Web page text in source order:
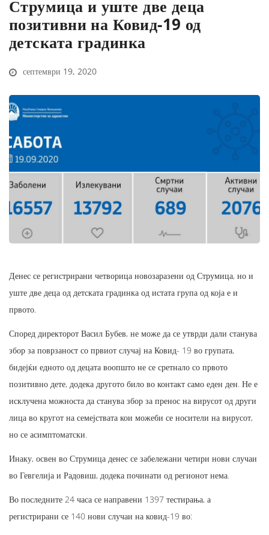
Струмица и уште две деца
позитивни на Ковид-19 од
детската градинка
септември 19, 2020
Денес се регистрирани четворица новозаразени од Струмица, но и
уште две деца од детската градинка од истата група од која е и
првото.
Според директорот Васил Бубев, не може да се утврди дали станува
збор за поврзаност со првиот случај на Ковид- 19 во групата,
бидејќи едното од децата воопшто не се сретнало со првото
позитивно дете, додека другото било во контакт само еден ден. Не е
исклучена можноста да станува збор за пренос на вирусот од други
лица во кругот на семејствата кои можеби се носители на вирусот,
но се асимптоматски.
Инаку, освен во Струмица денес се забележани четири нови случаи
во Гевгелија и Радовиш, додека починати од регионот нема.
Во последните 24 часа се направени 1397 тестирања, а
регистрирани се 140 нови случаи на ковид-19 во: